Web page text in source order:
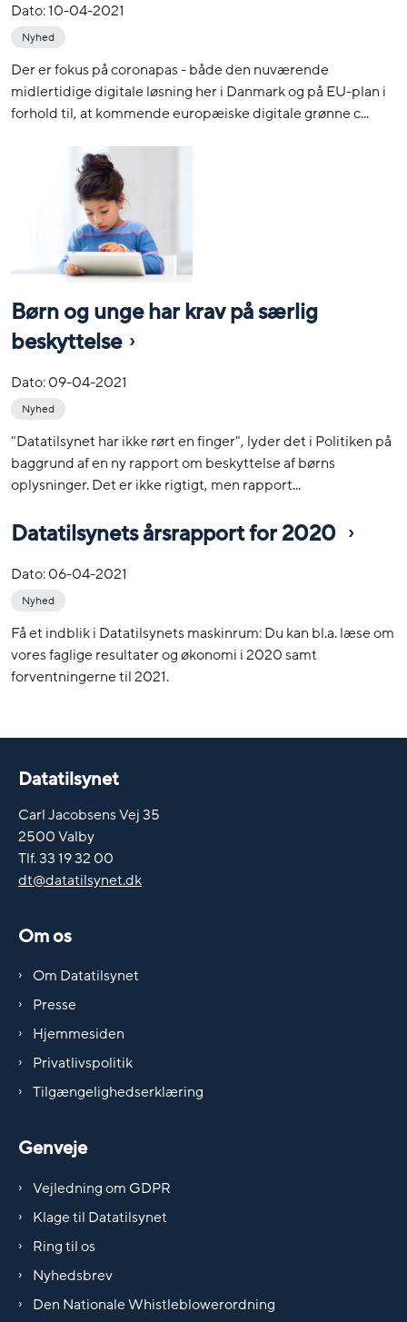
Dato:10-04-2021
Nyhed
Der er fokus på coronapas - både den nuværende
midlertidige digitale løsning her i Danmark og på EU-plan i
forhold til, at kommende europæiske digitale grønne c...
Børn og unge har krav på særlig
beskyttelse
Dato:09-04-2021
Nyhed
"Datatilsynet har ikke rørt en finger", lyder det i Politiken på
baggrund af en ny rapport om beskyttelse af børns
oplysninger. Det er ikke rigtigt, men rapport...
Datatilsynets årsrapport for 2020
Dato:06-04-2021
Nyhed
Få et indblik i Datatilsynets maskinrum: Du kan bl.a. læse om
vores faglige resultater og økonomi i 2020 samt
forventningerne til 2021.
Datatilsynet
Carl Jacobsens Vej 35
2500 Valby
Tlf. 33 19 32 00
dt@datatilsynet.dk
Om os
Om Datatilsynet
Presse
Hjemmesiden
Privatlivspolitik
Tilgængelighedserklæring
Genveje
Vejledning om GDPR
Klage til Datatilsynet
Ring til os
Nyhedsbrev
Den Nationale Whistleblowerordning